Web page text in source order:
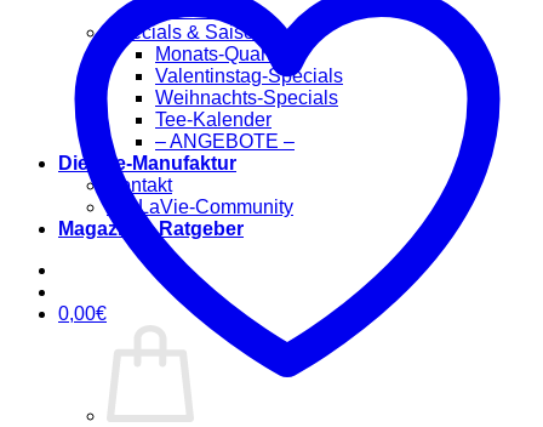
Specials & Saisonal
Monats-Quartett
Valentinstag-Specials
Weihnachts-Specials
Tee-Kalender
– ANGEBOTE –
Die Tee-Manufaktur
Kontakt
TeaLaVie-Community
Magazin & Ratgeber
0,00€